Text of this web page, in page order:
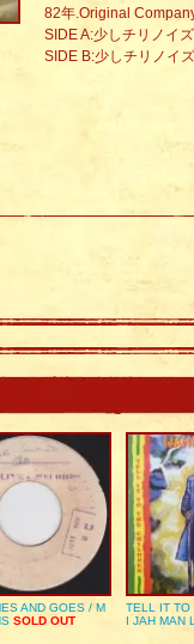
82年.Original
SIDE A:少しチリノイ
SIDE B:少しチリノイ
AND GOES / M
SOLD OUT
TELL IT TO
I JAH MAN